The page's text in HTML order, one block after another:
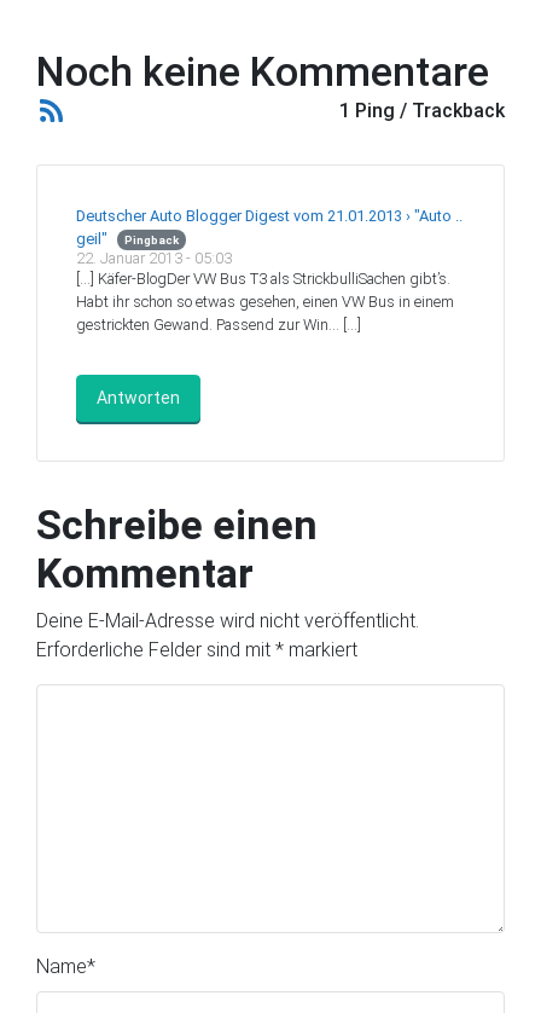
Noch keine Kommentare
1 Ping / Trackback
Deutscher Auto Blogger Digest vom 21.01.2013 › "Auto ..
geil"
Pingback
22. Januar 2013 - 05:03
[…] Käfer-BlogDer VW Bus T3 als StrickbulliSachen gibt’s.
Habt ihr schon so etwas gesehen, einen VW Bus in einem
gestrickten Gewand. Passend zur Win… […]
Antworten
Schreibe einen
Kommentar
Deine E-Mail-Adresse wird nicht veröffentlicht.
Erforderliche Felder sind mit * markiert
Name*